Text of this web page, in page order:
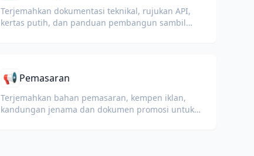
Terjemahkan dokumentasi teknikal, rujukan API,
kertas putih, dan panduan pembangun sambil
📢 Pemasaran
Terjemahkan bahan pemasaran, kempen iklan,
kandungan jenama dan dokumen promosi untuk